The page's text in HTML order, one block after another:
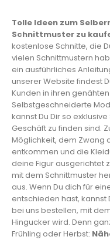
Tolle Ideen zum
Schnittmuster zu
kostenlose Schnitte, die
vielen Schnittmustern
ein ausführliches
unserer Website findest
Kunden in ihren
Selbstgeschneiderte
kannst Du Dir so
Geschäft zu finden sind.
Möglichkeit, dem Zwang
entkommen und die
deine Figur ausgerichtet
mit dem Schnittmuster
aus. Wenn Du dich für
entschieden hast,
bei uns bestellen, mit
Hingucker wird. Denn
Frühling oder Herbst: